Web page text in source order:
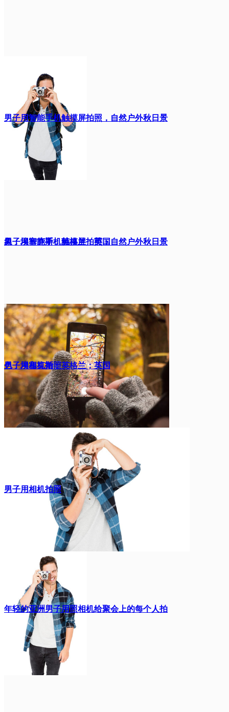
男子用智能手机触摸屏拍照，自然户外秋日景
象；埃塞克斯；英格兰；英国
男子用智能手机触摸屏拍照，自然户外秋日景
色；埃塞克斯；英格兰；英国
男子用相机拍照
男子用相机拍照
年轻的亚洲男子用照相机给聚会上的每个人拍